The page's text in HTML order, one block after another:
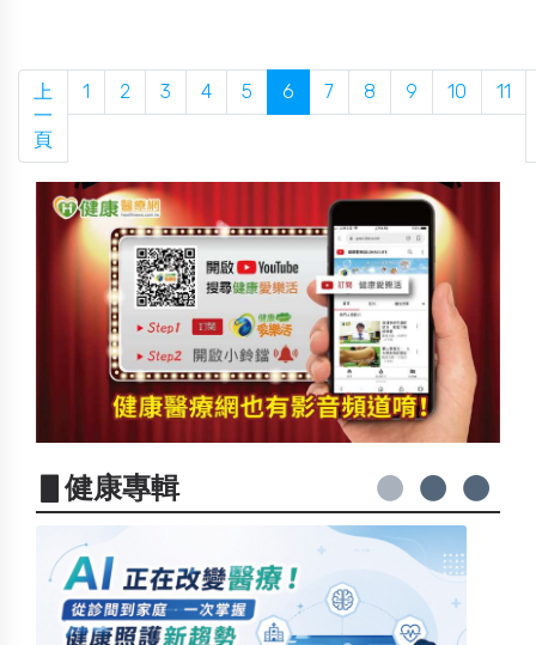
上
一
頁
1 2 3 4 5 6 7 8 9 10 11
▋健康專輯